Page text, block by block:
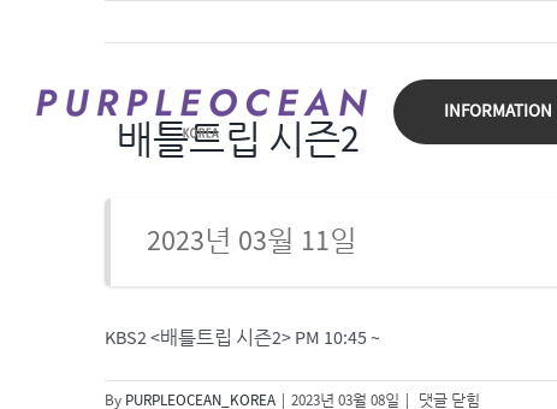
INFORMATION
배틀트립 시즌2
2023년 03월 11일
KBS2 <배틀트립 시즌2> PM 10:45 ~
By PURPLEOCEAN_KOREA 2023년 03월 08일
배
댓글 닫힘